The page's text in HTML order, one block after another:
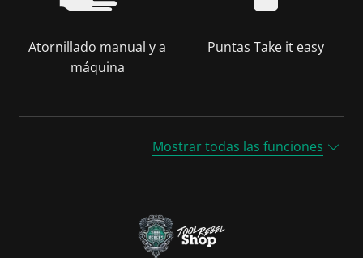
Atornillado manual y a
máquina
Puntas Take it easy
Mostrar todas las funciones